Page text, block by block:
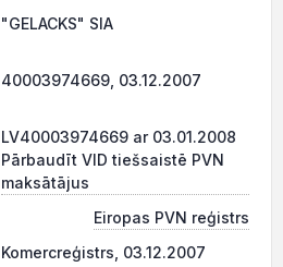
"GELACKS" SIA
40003974669, 03.12.2007
LV40003974669 ar 03.01.2008
Pārbaudīt VID tiešsaistē PVN
maksātājus
Eiropas PVN reģistrs
Komercreģistrs, 03.12.2007